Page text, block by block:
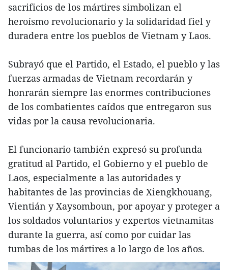
sacrificios de los mártires simbolizan el
heroísmo revolucionario y la solidaridad fiel y
duradera entre los pueblos de Vietnam y Laos.
Subrayó que el Partido, el Estado, el pueblo y las
fuerzas armadas de Vietnam recordarán y
honrarán siempre las enormes contribuciones
de los combatientes caídos que entregaron sus
vidas por la causa revolucionaria.
El funcionario también expresó su profunda
gratitud al Partido, el Gobierno y el pueblo de
Laos, especialmente a las autoridades y
habitantes de las provincias de Xiengkhouang,
Vientián y Xaysomboun, por apoyar y proteger a
los soldados voluntarios y expertos vietnamitas
durante la guerra, así como por cuidar las
tumbas de los mártires a lo largo de los años.